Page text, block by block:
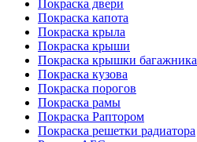
Покраска двери
Покраска капота
Покраска крыла
Покраска крыши
Покраска крышки багажника
Покраска кузова
Покраска порогов
Покраска рамы
Покраска Раптором
Покраска решетки радиатора